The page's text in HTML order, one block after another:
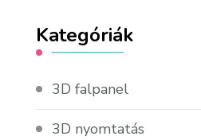
Kategóriák
3D falpanel
3D nyomtatás